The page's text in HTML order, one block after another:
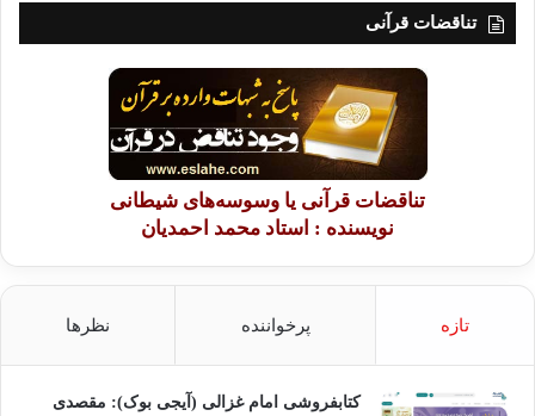
تناقضات قرآنی
تناقضات قرآنی یا وسوسه‌های شیطانی
نویسنده : استاد محمد احمدیان
تازه پرخواننده نظرها
کتابفروشی امام غزالی (آیجی بوک): مقصدی